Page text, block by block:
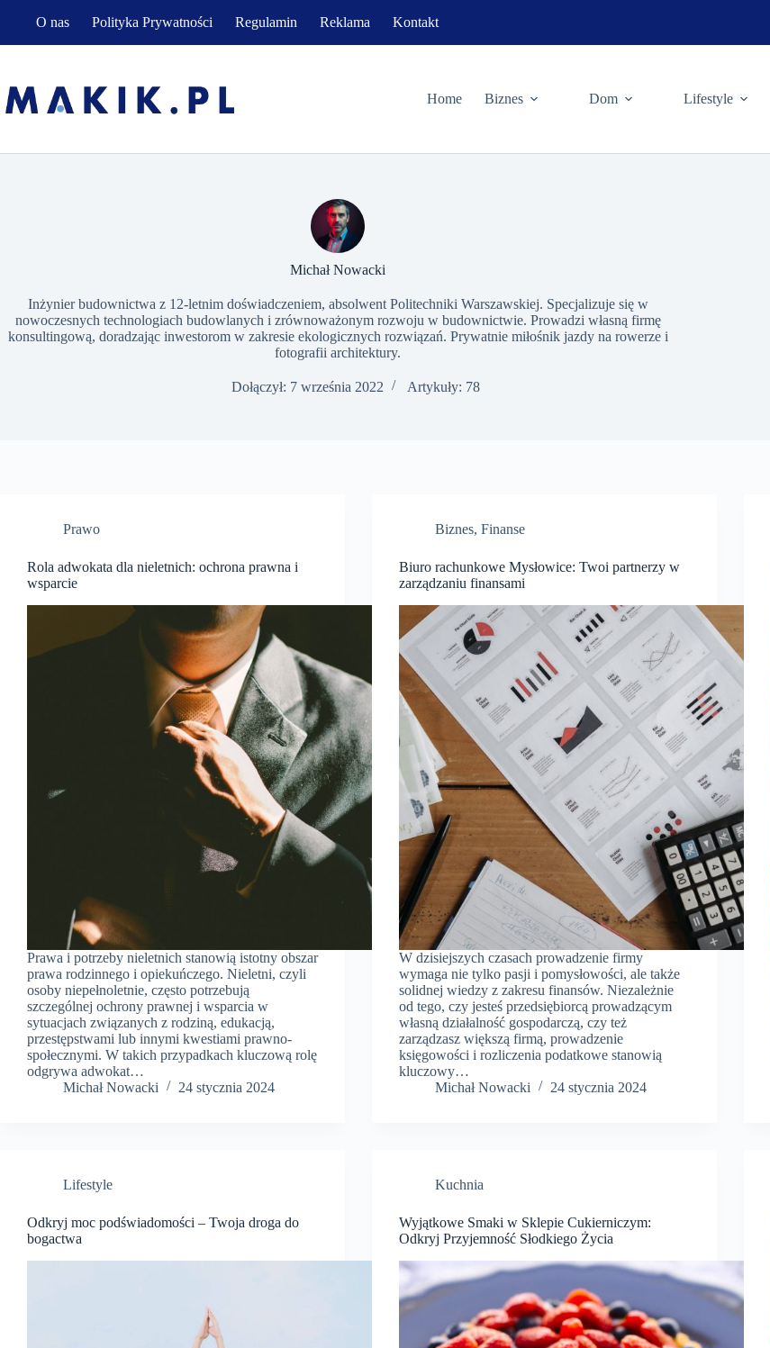
O nas Polityka Prywatności Regulamin Reklama Kontakt
Home Biznes Dom Lifestyle
​Michał Nowacki
Inżynier budownictwa z 12-letnim doświadczeniem, absolwent Politechniki Warszawskiej. Specjalizuje się w
nowoczesnych technologiach budowlanych i zrównoważonym rozwoju w budownictwie. Prowadzi własną firmę
konsultingową, doradzając inwestorom w zakresie ekologicznych rozwiązań. Prywatnie miłośnik jazdy na rowerze i
fotografii architektury.
Dołączył: 7 września 2022 Artykuły: 78
Prawo
Rola adwokata dla nieletnich: ochrona prawna i
wsparcie
Prawa i potrzeby nieletnich stanowią istotny obszar
prawa rodzinnego i opiekuńczego. Nieletni, czyli
osoby niepełnoletnie, często potrzebują
szczególnej ochrony prawnej i wsparcia w
sytuacjach związanych z rodziną, edukacją,
przestępstwami lub innymi kwestiami prawno-
społecznymi. W takich przypadkach kluczową rolę
odgrywa adwokat…
​Michał Nowacki
24 stycznia 2024
Biznes,Finanse
Biuro rachunkowe Mysłowice: Twoi partnerzy w
zarządzaniu finansami
W dzisiejszych czasach prowadzenie firmy
wymaga nie tylko pasji i pomysłowości, ale także
solidnej wiedzy z zakresu finansów. Niezależnie
od tego, czy jesteś przedsiębiorcą prowadzącym
własną działalność gospodarczą, czy też
zarządzasz większą firmą, prowadzenie
księgowości i rozliczenia podatkowe stanowią
kluczowy…
​Michał Nowacki
24 stycznia 2024
Lifestyle
Odkryj moc podświadomości – Twoja droga do
bogactwa
Kuchnia
Wyjątkowe Smaki w Sklepie Cukierniczym:
Odkryj Przyjemność Słodkiego Życia